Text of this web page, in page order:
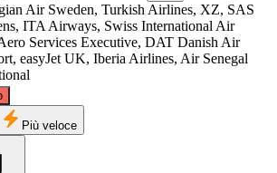
Air Sweden, Turkish Airlines, XZ, SAS
ITA Airways, Swiss International Air
Services Executive, DAT Danish Air
easyJet UK, Iberia Airlines, Air Senegal
Più veloce